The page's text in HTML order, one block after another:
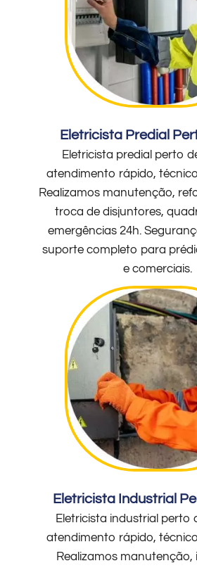
Eletricista Predial
Eletricista predial perto
atendimento rápido,
Realizamos manutenção,
troca de disjuntores,
emergências 24h.
suporte completo para
e comerciais.
Eletricista Industrial
Eletricista industrial perto
atendimento rápido,
Realizamos manutenção,